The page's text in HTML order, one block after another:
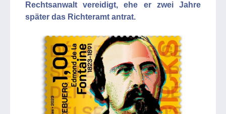
Rechtsanwalt vereidigt, ehe er zwei Jahre
später das Richteramt antrat.